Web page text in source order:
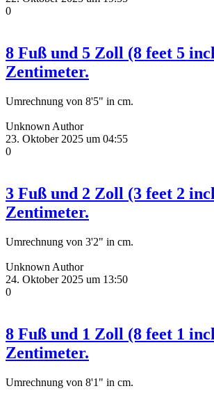
0
8 Fuß und 5 Zoll (8 feet 5
Zentimeter.
Umrechnung von 8'5" in cm.
Unknown Author
23. Oktober 2025 um 04:55
0
3 Fuß und 2 Zoll (3 feet 2
Zentimeter.
Umrechnung von 3'2" in cm.
Unknown Author
24. Oktober 2025 um 13:50
0
8 Fuß und 1 Zoll (8 feet 1
Zentimeter.
Umrechnung von 8'1" in cm.